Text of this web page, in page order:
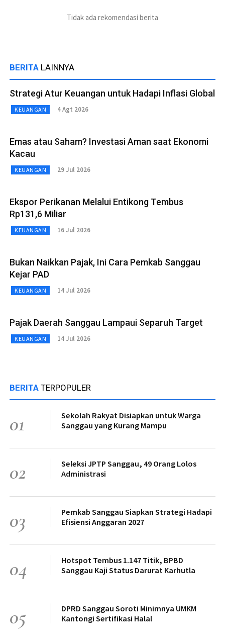
Tidak ada rekomendasi berita
BERITA LAINNYA
Strategi Atur Keuangan untuk Hadapi Inflasi Global
KEUANGAN 4 Agt 2026
Emas atau Saham? Investasi Aman saat Ekonomi
Kacau
KEUANGAN 29 Jul 2026
Ekspor Perikanan Melalui Entikong Tembus
Rp131,6 Miliar
KEUANGAN 16 Jul 2026
Bukan Naikkan Pajak, Ini Cara Pemkab Sanggau
Kejar PAD
KEUANGAN 14 Jul 2026
Pajak Daerah Sanggau Lampaui Separuh Target
KEUANGAN 14 Jul 2026
BERITA TERPOPULER
01
Sekolah Rakyat Disiapkan untuk Warga
Sanggau yang Kurang Mampu
02
Seleksi JPTP Sanggau, 49 Orang Lolos
Administrasi
03
Pemkab Sanggau Siapkan Strategi Hadapi
Efisiensi Anggaran 2027
04
Hotspot Tembus 1.147 Titik, BPBD
Sanggau Kaji Status Darurat Karhutla
05
DPRD Sanggau Soroti Minimnya UMKM
Kantongi Sertifikasi Halal